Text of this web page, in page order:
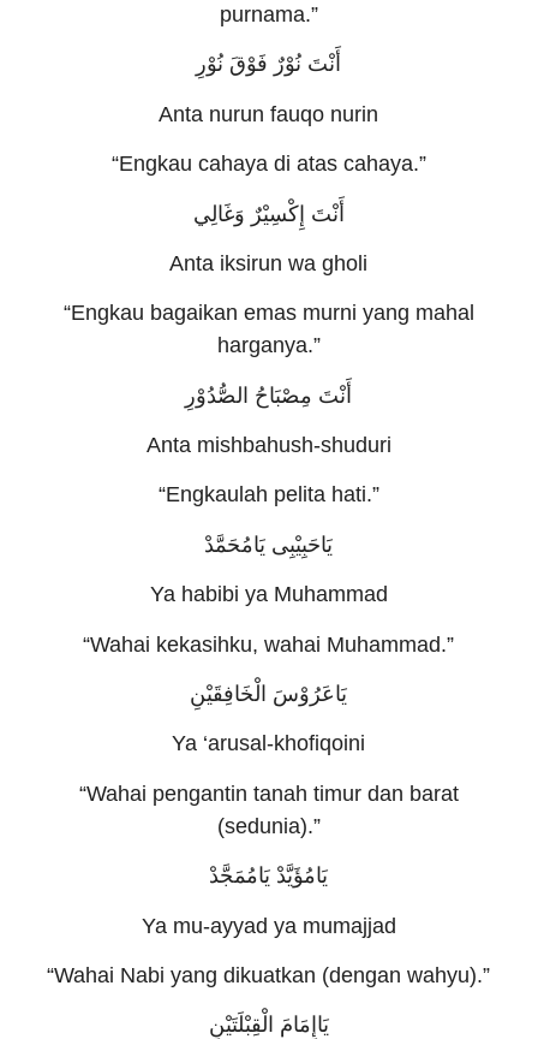
purnama.”
أَنْتَ نُوْرٌ فَوْقَ نُوْرِ
Anta nurun fauqo nurin
“Engkau cahaya di atas cahaya.”
أَنْتَ إِكْسِيْرٌ وَغَالِي
Anta iksirun wa gholi
“Engkau bagaikan emas murni yang mahal
harganya.”
أَنْتَ مِصْبَاحُ الصُّدُوْرِ
Anta mishbahush-shuduri
“Engkaulah pelita hati.”
يَاحَبِيْبِى يَامُحَمَّدْ
Ya habibi ya Muhammad
“Wahai kekasihku, wahai Muhammad.”
يَاعَرُوْسَ الْخَافِقَيْنِ
Ya ‘arusal-khofiqoini
“Wahai pengantin tanah timur dan barat
(sedunia).”
يَامُؤَيَّدْ يَامُمَجَّدْ
Ya mu-ayyad ya mumajjad
“Wahai Nabi yang dikuatkan (dengan wahyu).”
يَاإِمَامَ الْقِبْلَتَيْنِ